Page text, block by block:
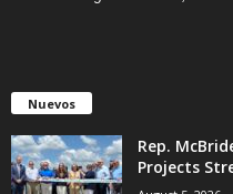
Nuevos
Rep.
Projects